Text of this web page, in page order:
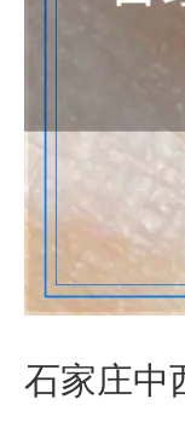
石家庄中